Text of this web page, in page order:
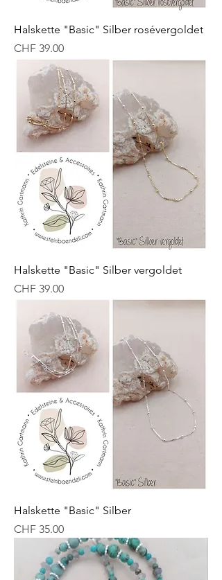
Halskette "Basic" Silber rosévergoldet
Preis
CHF 39.00
Halskette "Basic" Silber vergoldet
Preis
CHF 39.00
Halskette "Basic" Silber
Preis
CHF 35.00